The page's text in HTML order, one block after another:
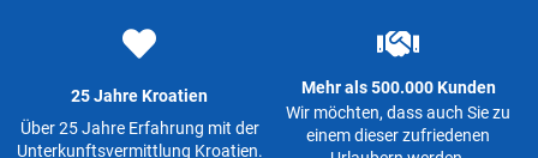
25 Jahre Kroatien
Über 25 Jahre Erfahrung mit der
Unterkunftsvermittlung Kroatien.
Mehr als 500.000 Kunden
Wir möchten, dass auch Sie zu
einem dieser zufriedenen